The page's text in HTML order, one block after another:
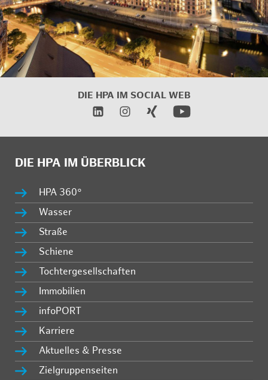
DIE HPA IM SOCIAL WEB
DIE HPA IM ÜBERBLICK
HPA 360°
Wasser
Straße
Schiene
Tochtergesellschaften
Immobilien
infoPORT
Karriere
Aktuelles & Presse
Zielgruppenseiten